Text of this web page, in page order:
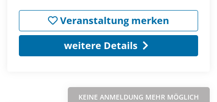
Veranstaltung merken
weitere Details
KEINE ANMELDUNG MEHR MÖGLICH